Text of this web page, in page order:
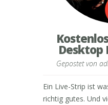
Desktop
Gepostet von
Ein Live-Strip ist
richtig gutes. Und